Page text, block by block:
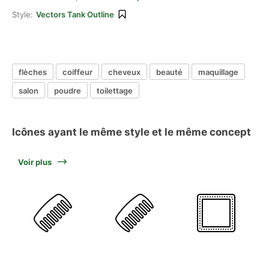
Style: Vectors Tank Outline
flèches coiffeur cheveux beauté
maquillage
salon
poudre toilettage
Icônes ayant le même style et le même concept
Voir plus